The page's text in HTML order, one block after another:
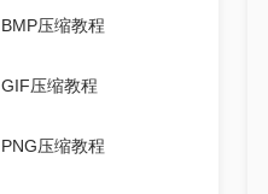
BMP压缩教程
GIF压缩教程
PNG压缩教程